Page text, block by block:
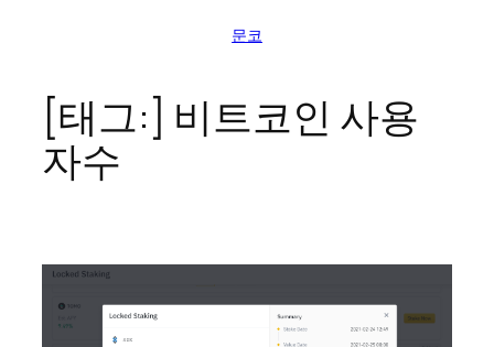
문코
[태그:] 비트코인 사용
자수